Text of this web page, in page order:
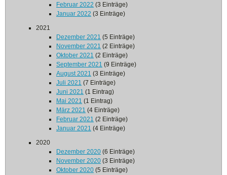
Februar 2022 (3 Einträge)
Januar 2022 (3 Einträge)
2021
Dezember 2021 (5 Einträge)
November 2021 (2 Einträge)
Oktober 2021 (2 Einträge)
September 2021 (9 Einträge)
August 2021 (3 Einträge)
Juli 2021 (7 Einträge)
Juni 2021 (1 Eintrag)
Mai 2021 (1 Eintrag)
März 2021 (4 Einträge)
Februar 2021 (2 Einträge)
Januar 2021 (4 Einträge)
2020
Dezember 2020 (6 Einträge)
November 2020 (3 Einträge)
Oktober 2020 (5 Einträge)